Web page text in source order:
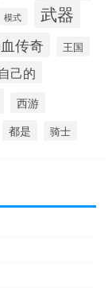
模式 武器
传奇 王国
自己的
西游
都是 骑士